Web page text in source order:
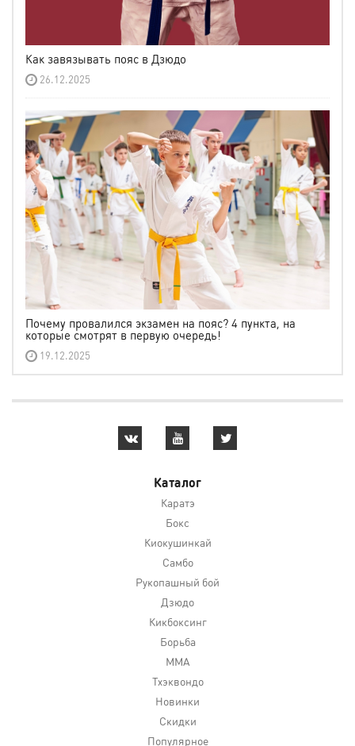
Как завязывать пояс в Дзюдо
26.12.2025
Почему провалился экзамен на пояс? 4 пункта, на
которые смотрят в первую очередь!
19.12.2025
Каталог
Каратэ
Бокс
Киокушинкай
Самбо
Рукопашный бой
Дзюдо
Кикбоксинг
Борьба
MMA
Тхэквондо
Новинки
Скидки
Популярное